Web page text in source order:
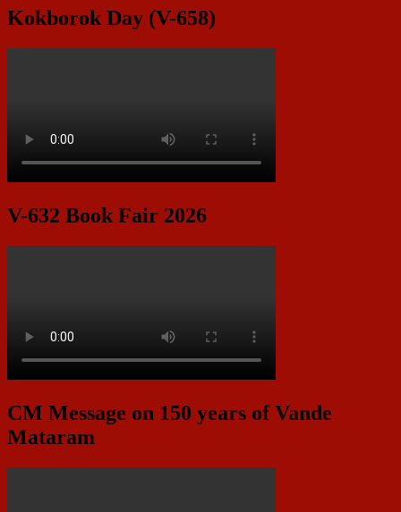
Kokborok Day (V-658)
V-632 Book Fair 2026
CM Message on 150 years of Vande
Mataram